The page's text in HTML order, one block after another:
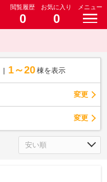
閲覧履歴
0
お気に入り
0
メニュー
1～20 棟を表示
変更
変更